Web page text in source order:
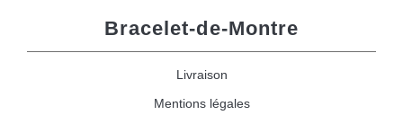
Bracelet-de-Montre
Livraison
Mentions légales